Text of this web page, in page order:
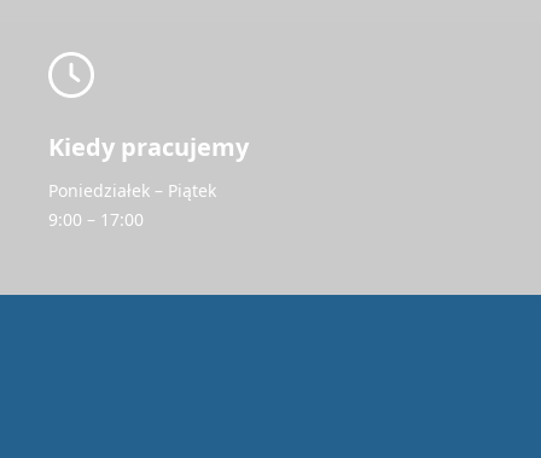
Kiedy pracujemy
Poniedziałek – Piątek
9:00 – 17:00